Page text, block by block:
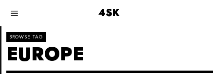
4SK
BROWSE TAG
EUROPE